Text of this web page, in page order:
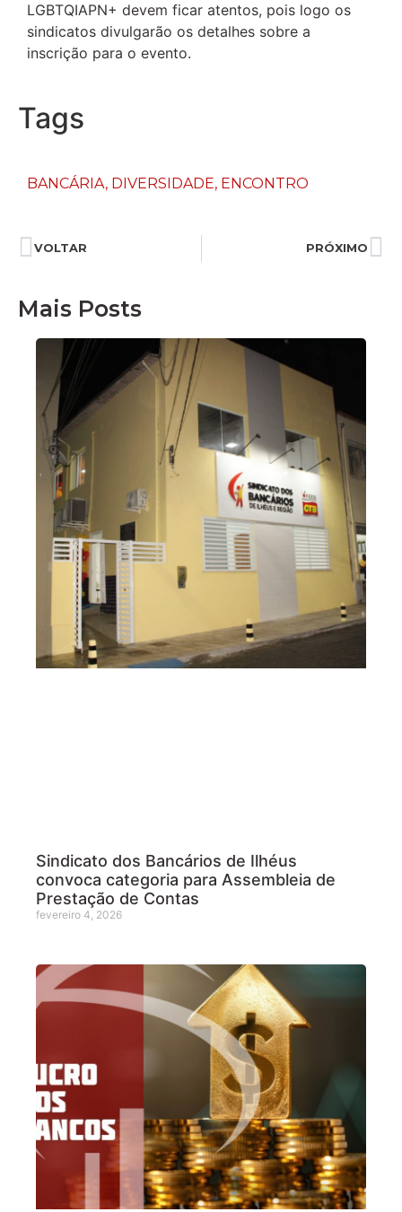
LGBTQIAPN+ devem ficar atentos, pois logo os
sindicatos divulgarão os detalhes sobre a
inscrição para o evento.
Tags
BANCÁRIA, DIVERSIDADE, ENCONTRO
VOLTAR PRÓXIMO
Mais Posts
Sindicato dos Bancários de Ilhéus
convoca categoria para Assembleia de
Prestação de Contas
fevereiro 4, 2026